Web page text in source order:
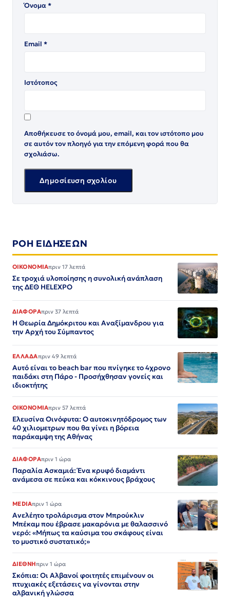
Όνομα*
Email *
Ιστότοπος
Αποθήκευσε το όνομά μου, email, και τον ιστότοπο μου
σε αυτόν τον πλοηγό για την επόμενη φορά που θα
σχολιάσω.
ΡΟΗ ΕΙΔΗΣΕΩΝ
ΟΙΚΟΝΟΜΙΑπριν 17 λεπτά
Σε τροχιά υλοποίησης η συνολική ανάπλαση
της ΔΕΘ HELEXPO
ΔΙΑΦΟΡΑπριν 37 λεπτά
Η Θεωρία Δημόκριτου και Αναξίμανδρου για
την Αρχή του Σύμπαντος
ΕΛΛΑΔΑπριν 49 λεπτά
Αυτό είναι το beach bar που πνίγηκε το 4χρονο
παιδάκι στη Πάρο - Προσήχθησαν γονείς και
ιδιοκτήτης
ΟΙΚΟΝΟΜΙΑπριν 57 λεπτά
Ελευσίνα Οινόφυτα: Ο αυτοκινητόδρομος των
40 χιλιομετρων που θα γίνει η βόρεια
παράκαμψη της Αθήνας
ΔΙΑΦΟΡΑπριν 1 ώρα
Παραλία Ασκαμιά: Ένα κρυφό διαμάντι
ανάμεσα σε πεύκα και κόκκινους βράχους
MEDIAπριν 1 ώρα
Ανελέητο τρολάρισμα στον Μπρούκλιν
Μπέκαμ που έβρασε μακαρόνια με θαλασσινό
νερό: «Μήπως τα καύσιμα του σκάφους είναι
το μυστικό συστατικό;»
ΔΙΕΘΝΗπριν 1 ώρα
Σκόπια: Οι Αλβανοί φοιτητές επιμένουν οι
πτυχιακές εξετάσεις να γίνονται στην
αλβανική γλώσσα